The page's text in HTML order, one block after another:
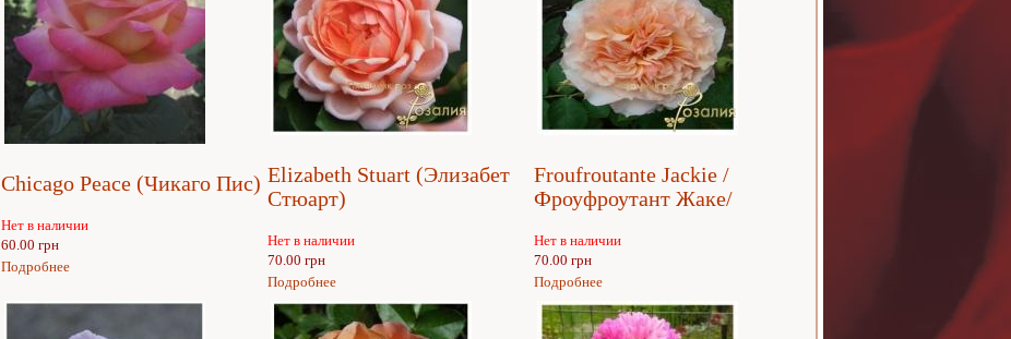
Chicago Peace (Чикаго Пис)
Нет в наличии
60.00 грн
Подробнее
Elizabeth Stuart (Элизабет
Стюарт)
Нет в наличии
70.00 грн
Подробнее
Froufroutante Jackie /
Фроуфроутант Жаке/
Нет в наличии
70.00 грн
Подробнее